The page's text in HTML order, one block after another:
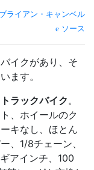
ブライアン・キャンベル
ソース
イクがあり、そ
ます。
トラックバイク 。
、ホイールのク
キなし、ほとん
、1/8チェーン、
アインチ、100